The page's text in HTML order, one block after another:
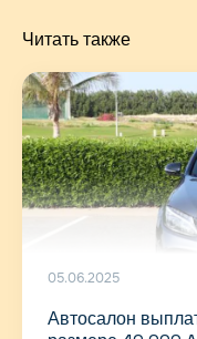
Читать также
05.06.2025
Автосалон